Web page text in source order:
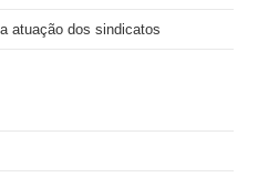
atuação dos sindicatos